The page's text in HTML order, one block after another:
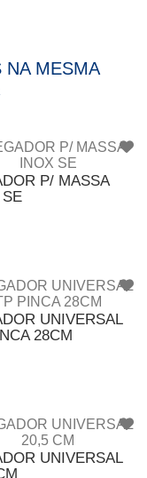
NA MESMA
P/ MASSA
UNIVERSAL
28CM
UNIVERSAL